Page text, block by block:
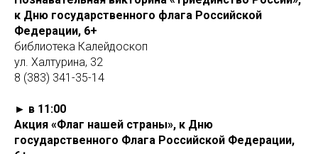
к Дню государственного флага Российской
Федерации, 6+
библиотека Калейдоскоп
ул. Халтурина, 32
8 (383) 341-35-14
► в 11:00
Акция «Флаг нашей страны», к Дню
государственного Флага Российской Федерации,